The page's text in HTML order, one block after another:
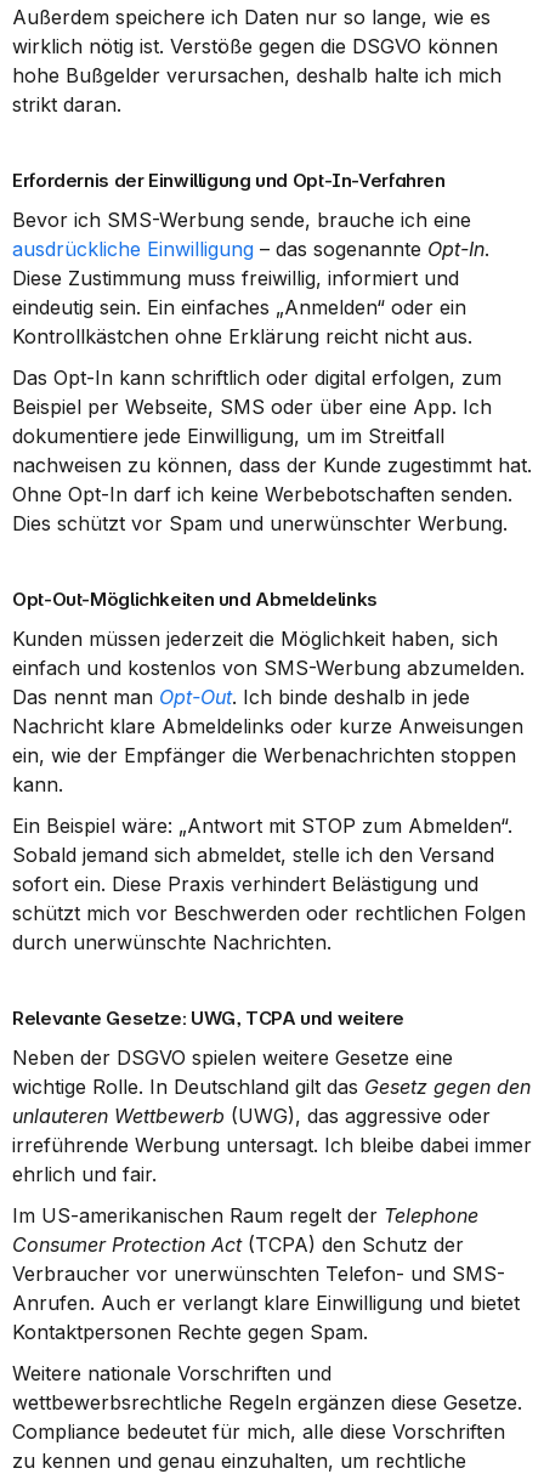
Außerdem speichere ich Daten nur so lange, wie es
wirklich nötig ist. Verstöße gegen die DSGVO können
hohe Bußgelder verursachen, deshalb halte ich mich
strikt daran.
Erfordernis der Einwilligung und Opt-In-Verfahren
ausdrückliche Einwilligung – das sogenannte Opt-In.
Diese Zustimmung muss freiwillig, informiert und
eindeutig sein. Ein einfaches „Anmelden“ oder ein
Kontrollkästchen ohne Erklärung reicht nicht aus.
Das Opt-In kann schriftlich oder digital erfolgen, zum
Beispiel per Webseite, SMS oder über eine App. Ich
dokumentiere jede Einwilligung, um im Streitfall
nachweisen zu können, dass der Kunde zugestimmt hat.
Ohne Opt-In darf ich keine Werbebotschaften senden.
Dies schützt vor Spam und unerwünschter Werbung.
Opt-Out-Möglichkeiten und Abmeldelinks
Kunden müssen jederzeit die Möglichkeit haben, sich
einfach und kostenlos von SMS-Werbung abzumelden.
Das nennt man Opt-Out. Ich binde deshalb in jede
Nachricht klare Abmeldelinks oder kurze Anweisungen
ein, wie der Empfänger die Werbenachrichten stoppen
kann.
Ein Beispiel wäre: „Antwort mit STOP zum Abmelden“.
Sobald jemand sich abmeldet, stelle ich den Versand
sofort ein. Diese Praxis verhindert Belästigung und
schützt mich vor Beschwerden oder rechtlichen Folgen
durch unerwünschte Nachrichten.
Relevante Gesetze: UWG, TCPA und weitere
Neben der DSGVO spielen weitere Gesetze eine
wichtige Rolle. In Deutschland gilt das Gesetz gegen den
unlauteren Wettbewerb (UWG), das aggressive oder
irreführende Werbung untersagt. Ich bleibe dabei immer
ehrlich und fair.
Im US-amerikanischen Raum regelt der Telephone
Consumer Protection Act (TCPA) den Schutz der
Verbraucher vor unerwünschten Telefon- und SMS-
Anrufen. Auch er verlangt klare Einwilligung und bietet
Kontaktpersonen Rechte gegen Spam.
Weitere nationale Vorschriften und
wettbewerbsrechtliche Regeln ergänzen diese Gesetze.
Compliance bedeutet für mich, alle diese Vorschriften
zu kennen und genau einzuhalten, um rechtliche